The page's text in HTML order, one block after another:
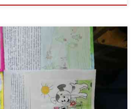
Добрым молодцам урок!» — эти
Сказка – неизменный спутник
развлекает, […]